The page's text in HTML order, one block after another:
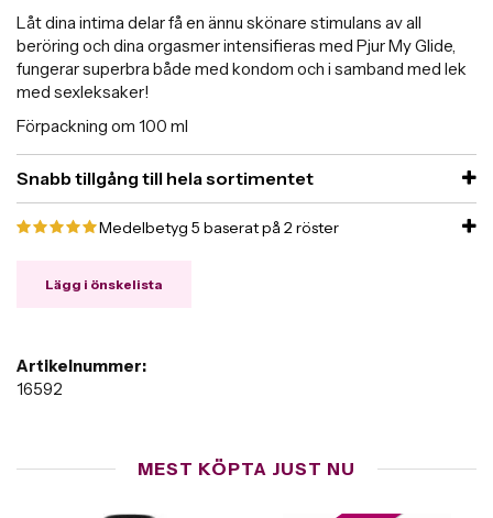
Låt dina intima delar få en ännu skönare stimulans av all
beröring och dina orgasmer intensifieras med Pjur My Glide,
fungerar superbra både med kondom och i samband med lek
med sexleksaker!
Förpackning om 100 ml
Snabb tillgång till hela sortimentet
Medelbetyg 5 baserat på 2röster
Lägg i önskelista
Artikelnummer:
16592
MEST KÖPTA JUST NU